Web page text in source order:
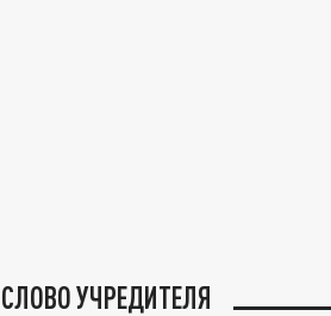
СЛОВО УЧРЕДИТЕЛЯ